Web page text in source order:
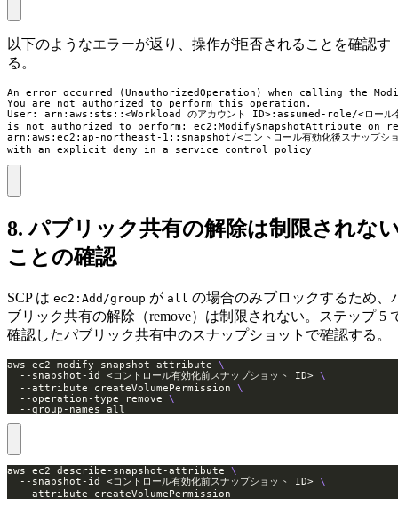
以下のようなエラーが返り、操作が拒否されることを確認す
る。
An error occurred (UnauthorizedOperation) when calling the
You are not authorized to perform this operation.
User: arn:aws:sts::<Workload のアカウント ID>:assumed-role/<ロール名
is not authorized to perform: ec2:ModifySnapshotAttribute on
arn:aws:ec2:ap-northeast-1::snapshot/<コントロール有効化後スナップシ
with an explicit deny in a service control policy
8. パブリック共有の解除は制限されな
ことの確認
SCP は ec2:Add/group が all の場合のみブロックするため、
ブリック共有の解除（remove）は制限されない。ステップ 5
確認したパブリック共有中のスナップショットで確認する。
aws ec2 modify-snapshot-attribute
  --snapshot-id <コントロール有効化前スナップショット ID>
  --attribute createVolumePermission
  --operation-type remove
  --group-names all
aws ec2 describe-snapshot-attribute
  --snapshot-id <コントロール有効化前スナップショット ID>
  --attribute createVolumePermission